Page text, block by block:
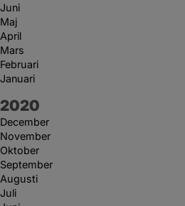
Juni
Maj
April
Mars
Februari
Januari
År:
2020
December
November
Oktober
September
Augusti
Juli